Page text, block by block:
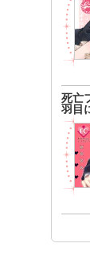
死亡
羽目